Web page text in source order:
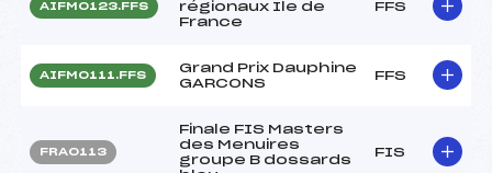
AIFM0123.FFS
régionaux Ile de
France
FFS
AIFM0111.FFS
Grand Prix Dauphine
GARCONS
FFS
FRA0113
Finale FIS Masters
des Menuires
groupe B dossards
FIS